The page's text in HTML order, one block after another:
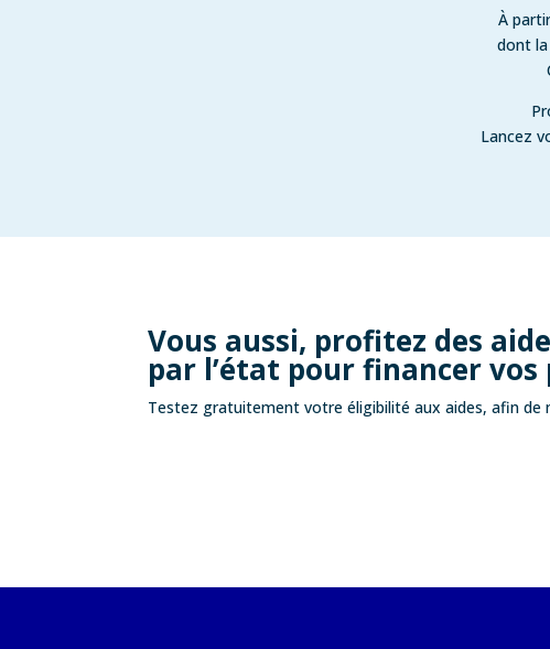
À
dont la
Lancez
Vous aussi, profitez des
par l’état pour financer vos
Testez gratuitement votre éligibilité aux aides, afin